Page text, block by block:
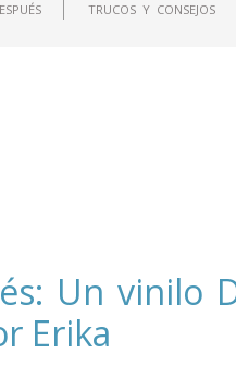
TRUCOS Y CONSEJOS
Un vinilo
Erika